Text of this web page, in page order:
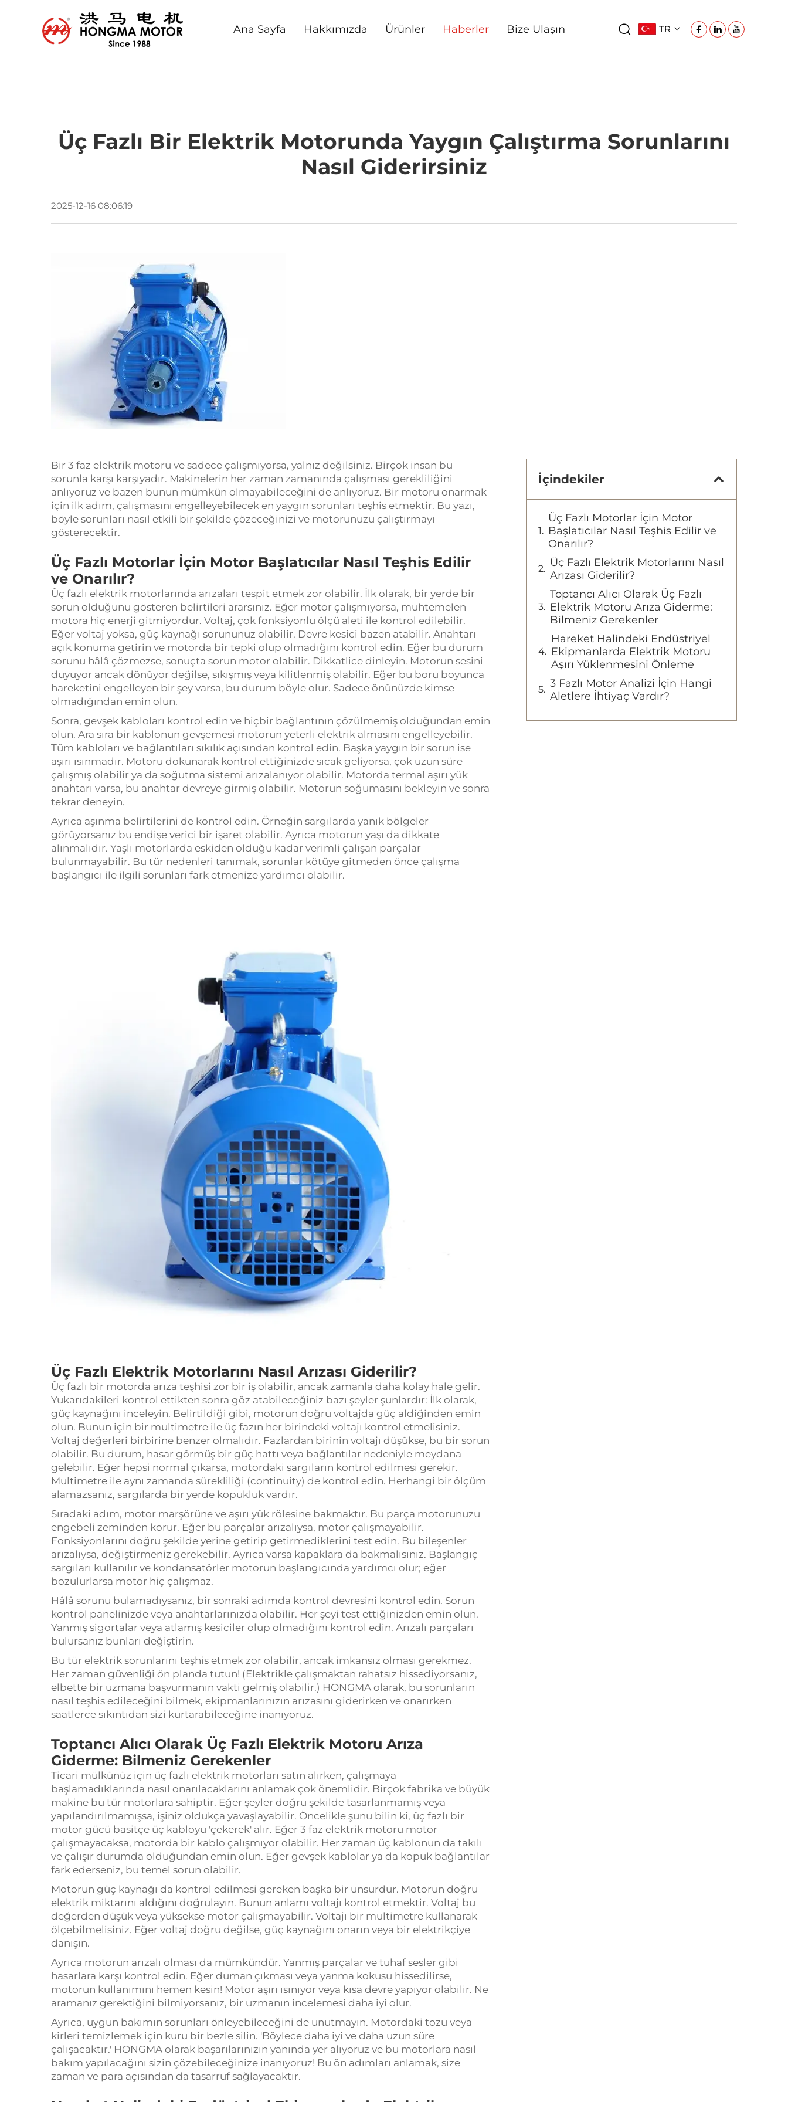
Ana Sayfa Hakkımızda Ürünler Haberler Bize Ulaşın TR
Üç Fazlı Bir Elektrik Motorunda Yaygın Çalıştırma Sorunlarını
Nasıl Giderirsiniz
2025-12-16 08:06:19
Bir 3 faz elektrik motoru ve sadece çalışmıyorsa, yalnız değilsiniz. Birçok insan bu
sorunla karşı karşıyadır. Makinelerin her zaman zamanında çalışması gerekliliğini
anlıyoruz ve bazen bunun mümkün olmayabileceğini de anlıyoruz. Bir motoru onarmak
için ilk adım, çalışmasını engelleyebilecek en yaygın sorunları teşhis etmektir. Bu yazı,
böyle sorunları nasıl etkili bir şekilde çözeceğinizi ve motorunuzu çalıştırmayı
gösterecektir.
Üç Fazlı Motorlar İçin Motor Başlatıcılar Nasıl Teşhis Edilir
ve Onarılır?
Üç fazlı elektrik motorlarında arızaları tespit etmek zor olabilir. İlk olarak, bir yerde bir
sorun olduğunu gösteren belirtileri ararsınız. Eğer motor çalışmıyorsa, muhtemelen
motora hiç enerji gitmiyordur. Voltaj, çok fonksiyonlu ölçü aleti ile kontrol edilebilir.
Eğer voltaj yoksa, güç kaynağı sorununuz olabilir. Devre kesici bazen atabilir. Anahtarı
açık konuma getirin ve motorda bir tepki olup olmadığını kontrol edin. Eğer bu durum
sorunu hâlâ çözmezse, sonuçta sorun motor olabilir. Dikkatlice dinleyin. Motorun sesini
duyuyor ancak dönüyor değilse, sıkışmış veya kilitlenmiş olabilir. Eğer bu boru boyunca
hareketini engelleyen bir şey varsa, bu durum böyle olur. Sadece önünüzde kimse
olmadığından emin olun.
Sonra, gevşek kabloları kontrol edin ve hiçbir bağlantının çözülmemiş olduğundan emin
olun. Ara sıra bir kablonun gevşemesi motorun yeterli elektrik almasını engelleyebilir.
Tüm kabloları ve bağlantıları sıkılık açısından kontrol edin. Başka yaygın bir sorun ise
aşırı ısınmadır. Motoru dokunarak kontrol ettiğinizde sıcak geliyorsa, çok uzun süre
çalışmış olabilir ya da soğutma sistemi arızalanıyor olabilir. Motorda termal aşırı yük
anahtarı varsa, bu anahtar devreye girmiş olabilir. Motorun soğumasını bekleyin ve sonra
tekrar deneyin.
Ayrıca aşınma belirtilerini de kontrol edin. Örneğin sargılarda yanık bölgeler
görüyorsanız bu endişe verici bir işaret olabilir. Ayrıca motorun yaşı da dikkate
alınmalıdır. Yaşlı motorlarda eskiden olduğu kadar verimli çalışan parçalar
bulunmayabilir. Bu tür nedenleri tanımak, sorunlar kötüye gitmeden önce çalışma
başlangıcı ile ilgili sorunları fark etmenize yardımcı olabilir.
Üç Fazlı Elektrik Motorlarını Nasıl Arızası Giderilir?
Üç fazlı bir motorda arıza teşhisi zor bir iş olabilir, ancak zamanla daha kolay hale gelir.
Yukarıdakileri kontrol ettikten sonra göz atabileceğiniz bazı şeyler şunlardır: İlk olarak,
güç kaynağını inceleyin. Belirtildiği gibi, motorun doğru voltajda güç aldiğinden emin
olun. Bunun için bir multimetre ile üç fazın her birindeki voltajı kontrol etmelisiniz.
Voltaj değerleri birbirine benzer olmalıdır. Fazlardan birinin voltajı düşükse, bu bir sorun
olabilir. Bu durum, hasar görmüş bir güç hattı veya bağlantılar nedeniyle meydana
gelebilir. Eğer hepsi normal çıkarsa, motordaki sargıların kontrol edilmesi gerekir.
Multimetre ile aynı zamanda sürekliliği (continuity) de kontrol edin. Herhangi bir ölçüm
alamazsanız, sargılarda bir yerde kopukluk vardır.
Sıradaki adım, motor marşörüne ve aşırı yük rölesine bakmaktır. Bu parça motorunuzu
engebeli zeminden korur. Eğer bu parçalar arızalıysa, motor çalışmayabilir.
Fonksiyonlarını doğru şekilde yerine getirip getirmediklerini test edin. Bu bileşenler
arızalıysa, değiştirmeniz gerekebilir. Ayrıca varsa kapaklara da bakmalısınız. Başlangıç
sargıları kullanılır ve kondansatörler motorun başlangıcında yardımcı olur; eğer
bozulurlarsa motor hiç çalışmaz.
Hâlâ sorunu bulamadıysanız, bir sonraki adımda kontrol devresini kontrol edin. Sorun
kontrol panelinizde veya anahtarlarınızda olabilir. Her şeyi test ettiğinizden emin olun.
Yanmış sigortalar veya atlamış kesiciler olup olmadığını kontrol edin. Arızalı parçaları
bulursanız bunları değiştirin.
Bu tür elektrik sorunlarını teşhis etmek zor olabilir, ancak imkansız olması gerekmez.
Her zaman güvenliği ön planda tutun! (Elektrikle çalışmaktan rahatsız hissediyorsanız,
elbette bir uzmana başvurmanın vakti gelmiş olabilir.) HONGMA olarak, bu sorunların
nasıl teşhis edileceğini bilmek, ekipmanlarınızın arızasını giderirken ve onarırken
saatlerce sıkıntıdan sizi kurtarabileceğine inanıyoruz.
Toptancı Alıcı Olarak Üç Fazlı Elektrik Motoru Arıza
Giderme: Bilmeniz Gerekenler
Ticari mülkünüz için üç fazlı elektrik motorları satın alırken, çalışmaya
başlamadıklarında nasıl onarılacaklarını anlamak çok önemlidir. Birçok fabrika ve büyük
makine bu tür motorlara sahiptir. Eğer şeyler doğru şekilde tasarlanmamış veya
yapılandırılmamışsa, işiniz oldukça yavaşlayabilir. Öncelikle şunu bilin ki, üç fazlı bir
motor gücü basitçe üç kabloyu 'çekerek' alır. Eğer 3 faz elektrik motoru motor
çalışmayacaksa, motorda bir kablo çalışmıyor olabilir. Her zaman üç kablonun da takılı
ve çalışır durumda olduğundan emin olun. Eğer gevşek kablolar ya da kopuk bağlantılar
fark ederseniz, bu temel sorun olabilir.
Motorun güç kaynağı da kontrol edilmesi gereken başka bir unsurdur. Motorun doğru
elektrik miktarını aldığını doğrulayın. Bunun anlamı voltajı kontrol etmektir. Voltaj bu
değerden düşük veya yüksekse motor çalışmayabilir. Voltajı bir multimetre kullanarak
ölçebilmelisiniz. Eğer voltaj doğru değilse, güç kaynağını onarın veya bir elektrikçiye
danışın.
Ayrıca motorun arızalı olması da mümkündür. Yanmış parçalar ve tuhaf sesler gibi
hasarlara karşı kontrol edin. Eğer duman çıkması veya yanma kokusu hissedilirse,
motorun kullanımını hemen kesin! Motor aşırı ısınıyor veya kısa devre yapıyor olabilir. Ne
aramanız gerektiğini bilmiyorsanız, bir uzmanın incelemesi daha iyi olur.
Ayrıca, uygun bakımın sorunları önleyebileceğini de unutmayın. Motordaki tozu veya
kirleri temizlemek için kuru bir bezle silin. 'Böylece daha iyi ve daha uzun süre
çalışacaktır.' HONGMA olarak başarılarınızın yanında yer alıyoruz ve bu motorlara nasıl
bakım yapılacağını sizin çözebileceğinize inanıyoruz! Bu ön adımları anlamak, size
zaman ve para açısından da tasarruf sağlayacaktır.
İçindekiler
Üç Fazlı Motorlar İçin Motor
Başlatıcılar Nasıl Teşhis Edilir ve
Onarılır?
Üç Fazlı Elektrik Motorlarını Nasıl
Arızası Giderilir?
Toptancı Alıcı Olarak Üç Fazlı
Elektrik Motoru Arıza Giderme:
Bilmeniz Gerekenler
Hareket Halindeki Endüstriyel
Ekipmanlarda Elektrik Motoru
Aşırı Yüklenmesini Önleme
3 Fazlı Motor Analizi İçin Hangi
Aletlere İhtiyaç Vardır?